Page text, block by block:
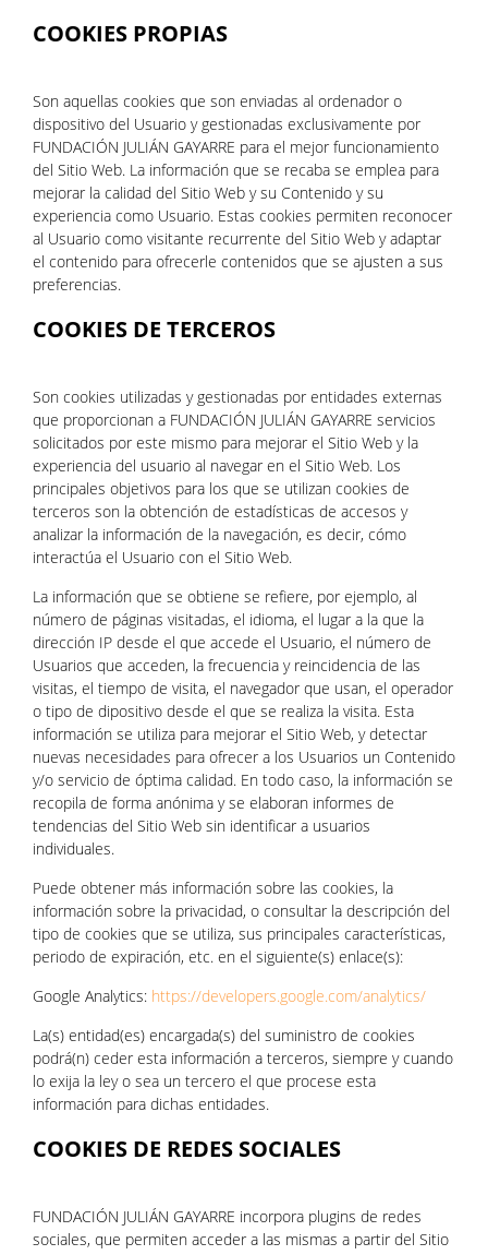
COOKIES PROPIAS
Son aquellas cookies que son enviadas al ordenador o
dispositivo del Usuario y gestionadas exclusivamente por
FUNDACIÓN JULIÁN GAYARRE para el mejor funcionamiento
del Sitio Web. La información que se recaba se emplea para
mejorar la calidad del Sitio Web y su Contenido y su
experiencia como Usuario. Estas cookies permiten reconocer
al Usuario como visitante recurrente del Sitio Web y adaptar
el contenido para ofrecerle contenidos que se ajusten a sus
preferencias.
COOKIES DE TERCEROS
Son cookies utilizadas y gestionadas por entidades externas
que proporcionan a FUNDACIÓN JULIÁN GAYARRE servicios
solicitados por este mismo para mejorar el Sitio Web y la
experiencia del usuario al navegar en el Sitio Web. Los
principales objetivos para los que se utilizan cookies de
terceros son la obtención de estadísticas de accesos y
analizar la información de la navegación, es decir, cómo
interactúa el Usuario con el Sitio Web.
La información que se obtiene se refiere, por ejemplo, al
número de páginas visitadas, el idioma, el lugar a la que la
dirección IP desde el que accede el Usuario, el número de
Usuarios que acceden, la frecuencia y reincidencia de las
visitas, el tiempo de visita, el navegador que usan, el operador
o tipo de dipositivo desde el que se realiza la visita. Esta
información se utiliza para mejorar el Sitio Web, y detectar
nuevas necesidades para ofrecer a los Usuarios un Contenido
y/o servicio de óptima calidad. En todo caso, la información se
recopila de forma anónima y se elaboran informes de
tendencias del Sitio Web sin identificar a usuarios
individuales.
Puede obtener más información sobre las cookies, la
información sobre la privacidad, o consultar la descripción del
tipo de cookies que se utiliza, sus principales características,
periodo de expiración, etc. en el siguiente(s) enlace(s):
Google Analytics: https://developers.google.com/analytics/
La(s) entidad(es) encargada(s) del suministro de cookies
podrá(n) ceder esta información a terceros, siempre y cuando
lo exija la ley o sea un tercero el que procese esta
información para dichas entidades.
COOKIES DE REDES SOCIALES
FUNDACIÓN JULIÁN GAYARRE incorpora plugins de redes
sociales, que permiten acceder a las mismas a partir del Sitio